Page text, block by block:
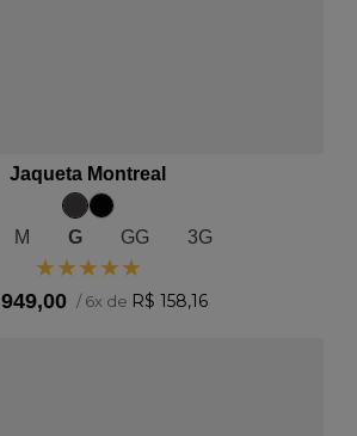
Jaqueta Montreal
M G GG 3G
★★★★★
949,00 /6x de R$ 158,16